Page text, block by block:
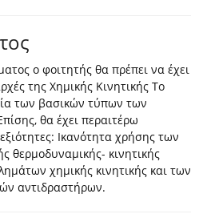
ο φοιτητής θα πρέπει να έχει
της Χημικής Κινητικής Το
των βασικών τύπων των
θα έχει περαιτέρω
Ικανότητα χρήσης των
θερμοδυναμικής- κινητικής
χημικής κινητικής και των
αντιδραστήρων.